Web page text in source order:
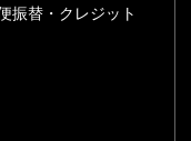
振替・クレジット